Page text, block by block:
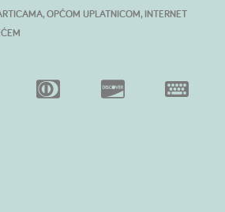
OPĆOM UPLATNICOM, INTERNET